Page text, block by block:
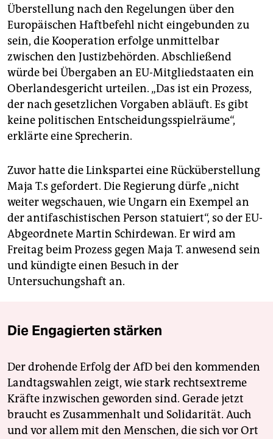
Überstellung nach den Regelungen über den
Europäischen Haftbefehl nicht eingebunden zu
sein, die Kooperation erfolge unmittelbar
zwischen den Justizbehörden. Abschließend
würde bei Übergaben an EU-Mitgliedstaaten ein
Oberlandesgericht urteilen. „Das ist ein Prozess,
der nach gesetzlichen Vorgaben abläuft. Es gibt
keine politischen Entscheidungsspielräume“,
erklärte eine Sprecherin.
Zuvor hatte die Linkspartei eine Rücküberstellung
Maja T.s gefordert. Die Regierung dürfe „nicht
weiter wegschauen, wie Ungarn ein Exempel an
der antifaschistischen Person statuiert“, so der EU-
Abgeordnete Martin Schirdewan. Er wird am
Freitag beim Prozess gegen Maja T. anwesend sein
und kündigte einen Besuch in der
Untersuchungshaft an.
Die Engagierten stärken
Der drohende Erfolg der AfD bei den kommenden
Landtagswahlen zeigt, wie stark rechtsextreme
Kräfte inzwischen geworden sind. Gerade jetzt
braucht es Zusammenhalt und Solidarität. Auch
und vor allem mit den Menschen, die sich vor Ort